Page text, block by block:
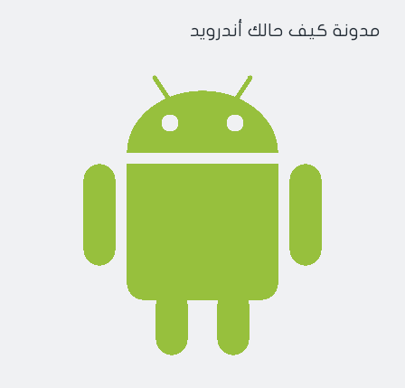
مدونة كيف حالك أندرويد